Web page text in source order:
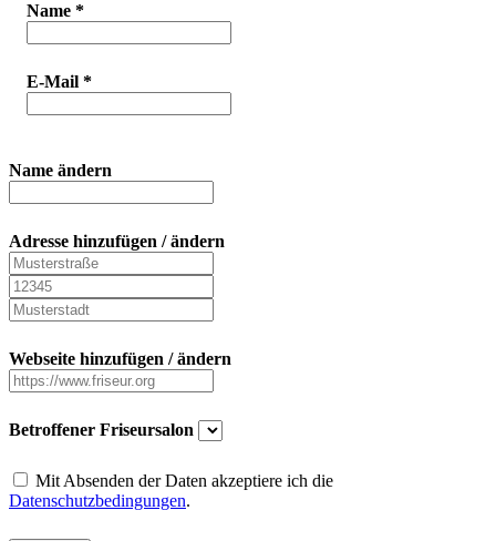
Name *
E-Mail *
Name ändern
Adresse hinzufügen / ändern
Webseite hinzufügen / ändern
Betroffener Friseursalon
Mit Absenden der Daten akzeptiere ich die
Datenschutzbedingungen.